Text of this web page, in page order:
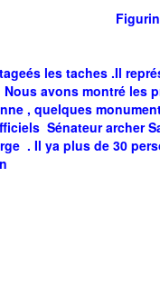
les taches .Il
avons montré les
, quelques
Sénateur archer
. Il ya plus de 30